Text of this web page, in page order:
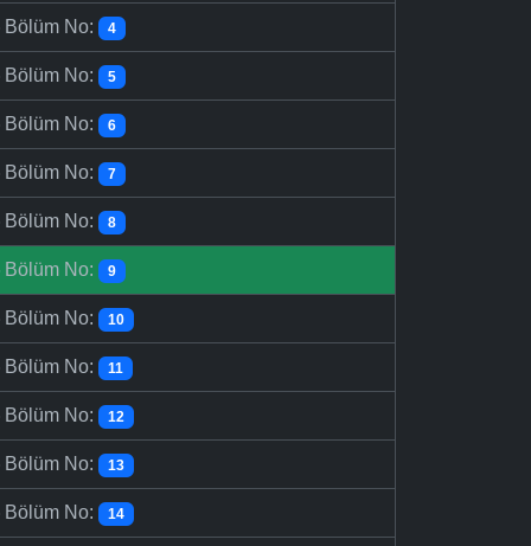
Bölüm No: 4
Bölüm No: 5
Bölüm No: 6
Bölüm No: 7
Bölüm No: 8
Bölüm No: 9
Bölüm No: 10
Bölüm No: 11
Bölüm No: 12
Bölüm No: 13
Bölüm No: 14